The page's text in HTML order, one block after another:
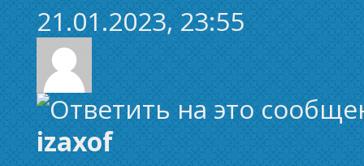
21.01.2023, 23:55
izaxof